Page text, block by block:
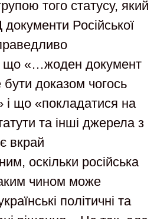
того статусу, який
Російської
що «…жоден документ
доказом чогось
що «покладатися на
та інші джерела з
вкрай
оскільки російська
чином може
політичні та